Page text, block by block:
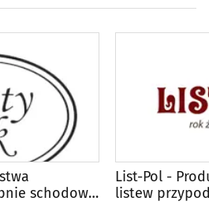
schodowe
List-Pol -
listew